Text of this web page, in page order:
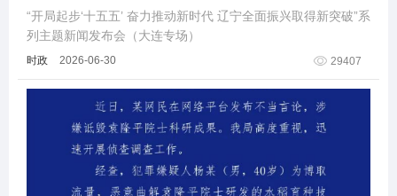
“开局起步‘十五五’ 奋力推动新时代 辽宁全面振兴取得新突破”系
列主题新闻发布会（大连专场）
时政 2026-06-30 29407